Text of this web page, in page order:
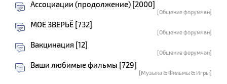
Ассоциации (продолжение) [2000]
[Общение форумчан]
МОЕ ЗВЕРЬЁ [732]
[Общение форумчан]
Вакцинация [12]
[Общение форумчан]
Ваши любимые фильмы [729]
[Музыка & Фильмы & Игры]